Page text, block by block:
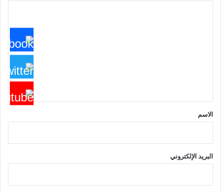
*
الاسم
البريد الإلكتروني